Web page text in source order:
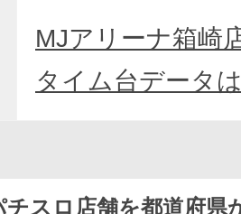
MJアリーナ箱崎
タイム台データ
スロ店舗を都道府県